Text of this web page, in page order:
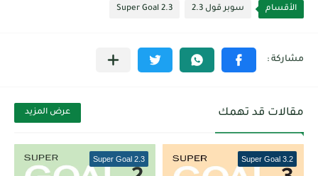
الأقسام سوبر قول 2.3 Super Goal 2.3
مقالات قد تهمك عرض المزيد
Super Goal 3.2
Super Goal 2.3